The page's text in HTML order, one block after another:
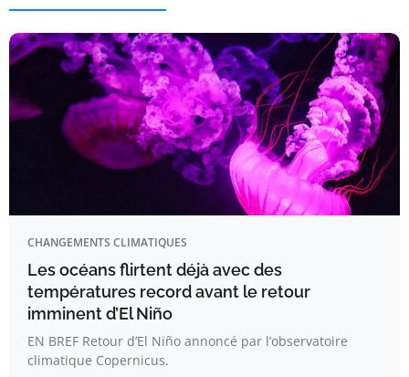
CHANGEMENTS CLIMATIQUES
Les océans flirtent déjà avec des
températures record avant le retour
imminent d’El Niño
EN BREF Retour d’El Niño annoncé par l’observatoire
climatique Copernicus.